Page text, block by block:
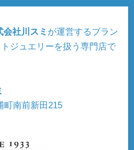
会社川スミ が運営するブラン
ジュエリーを扱う専門店で
町南前新田215